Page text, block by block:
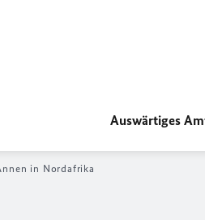
Auswärtiges
in Nordafrika